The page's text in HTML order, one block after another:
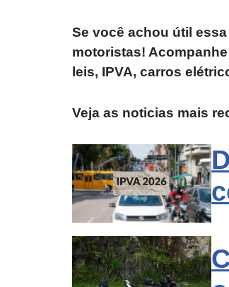
Se você achou útil
motoristas!
leis, IPVA, carros
Veja as noticias mais